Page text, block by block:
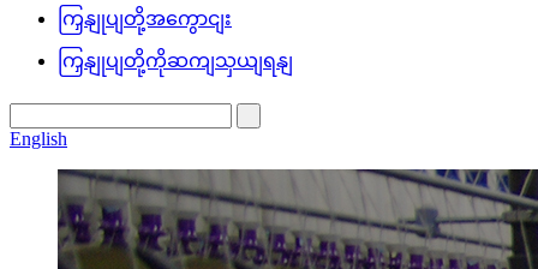
ကြှနျုပျတို့အကွောငျး
ကြှနျုပျတို့ကိုဆကျသှယျရနျ
English